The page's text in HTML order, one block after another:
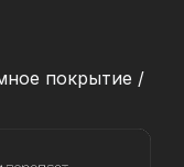
покрытие /